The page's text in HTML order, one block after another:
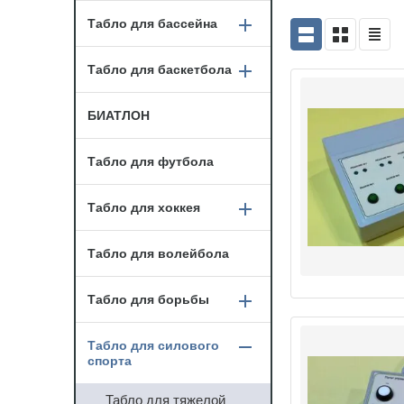
Табло для бассейна
Табло для баскетбола
БИАТЛОН
Табло для футбола
Табло для хоккея
Табло для волейбола
Табло для борьбы
Табло для силового
спорта
Табло для тяжелой